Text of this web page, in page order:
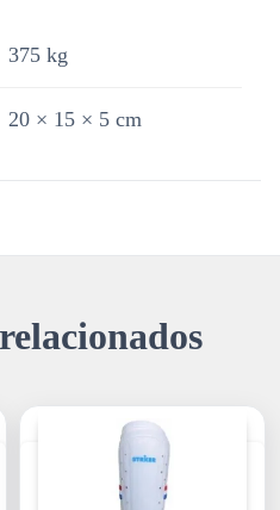
375 kg
20 × 15 × 5 cm